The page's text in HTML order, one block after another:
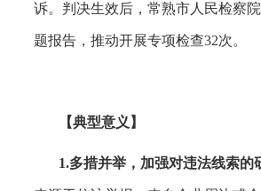
诉。判决生效后，常熟市人民检察
题报告，推动开展专项检查32次。
【典型意义】
1.多措并举，加强对违法线索的